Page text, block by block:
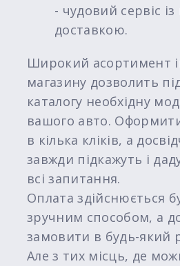
- чудовий сервіс
доставкою.
Широкий асортимент
магазину дозволить
каталогу необхідну
вашого авто.
в кілька кліків, а
завжди підкажуть і
всі запитання.
Оплата здійснюється
зручним способом, а
замовити в будь-який
Але з тих місць, де